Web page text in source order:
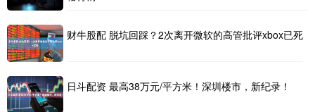
财牛股配 脱坑回踩？2次离开微软的高管批评xbox已死
日斗配资 最高38万元/平方米！深圳楼市，新纪录！